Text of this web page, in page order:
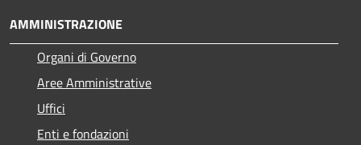
AMMINISTRAZIONE
Organi di Governo
Aree Amministrative
Uffici
Enti e fondazioni